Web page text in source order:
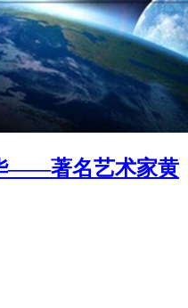
——著名艺术家黄